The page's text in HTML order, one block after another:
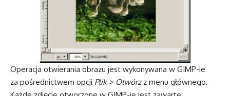
Operacja otwierania obrazu jest wykonywana w GIMP-ie
za pośrednictwem opcji Plik > Otwórzz menu głównego.